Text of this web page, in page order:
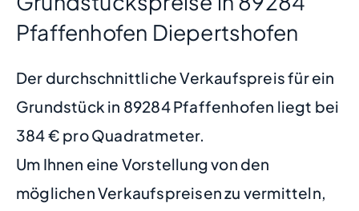
Pfaffenhofen Diepertshofen
Der durchschnittliche Verkaufspreis für ein
Grundstück in 89284 Pfaffenhofen liegt bei
384 € pro Quadratmeter.
Um Ihnen eine Vorstellung von den
möglichen Verkaufspreisen zu vermitteln,